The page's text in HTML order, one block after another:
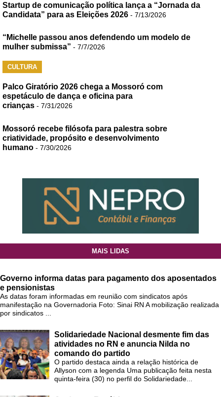
Startup de comunicação política lança a “Jornada da
Candidata” para as Eleições 2026 - 7/13/2026
“Michelle passou anos defendendo um modelo de
mulher submissa” - 7/7/2026
CULTURA
Palco Giratório 2026 chega a Mossoró com
espetáculo de dança e oficina para
crianças - 7/31/2026
Mossoró recebe filósofa para palestra sobre
criatividade, propósito e desenvolvimento
humano - 7/30/2026
MAIS LIDAS
Governo informa datas para pagamento dos aposentados
e pensionistas
As datas foram informadas em reunião com sindicatos após
manifestação na Governadoria Foto: Sinai RN A mobilização realizada
por sindicatos ...
Solidariedade Nacional desmente fim das
atividades no RN e anuncia Nilda no
comando do partido
O partido destaca ainda a relação histórica de
Allyson com a legenda Uma publicação feita nesta
quinta-feira (30) no perfil do Solidariedade...